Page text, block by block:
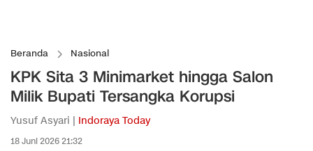
Beranda Nasional
KPK Sita 3 Minimarket hingga Salon
Milik Bupati Tersangka Korupsi
Yusuf Asyari | Indoraya Today
18 Juni 2026 21:32